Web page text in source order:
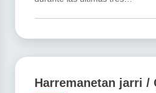
Harremanetan jarri /